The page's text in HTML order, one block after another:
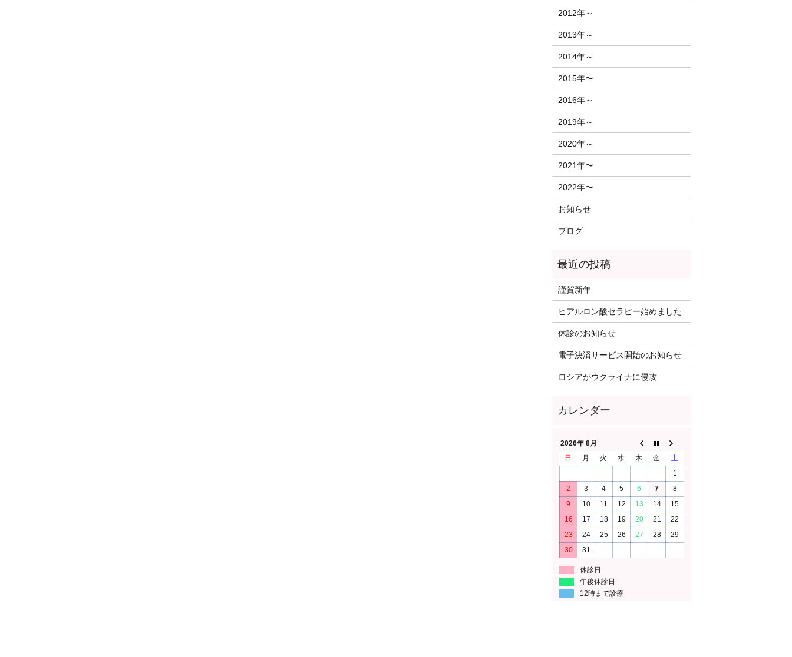
2012年～
2013年～
2014年～
2015年〜
2016年～
2019年～
2020年～
2021年〜
2022年〜
お知らせ
ブログ
謹賀新年
ヒアルロン酸セラピー始めました
休診のお知らせ
電子決済サービス開始のお知らせ
ロシアがウクライナに侵攻
2026年 8月
日
月 火 水 木 金
土
1
2
3 4 5 6 7
8
9
10 11 12 13 14
15
16
17 18 19 20 21
22
23
24 25 26 27 28
29
30
31
休診日
午後休診日
12時まで診療